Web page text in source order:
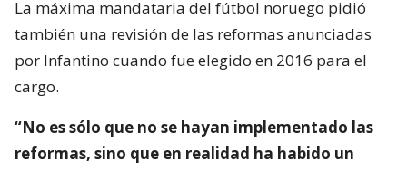
La máxima mandataria del fútbol noruego pidió
también una revisión de las reformas anunciadas
por Infantino cuando fue elegido en 2016 para el
cargo.
“No es sólo que no se hayan implementado las
reformas, sino que en realidad ha habido un